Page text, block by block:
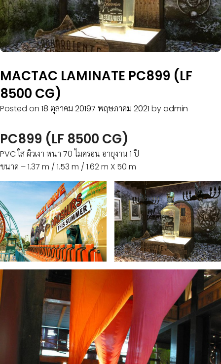
MACTAC LAMINATE PC899 (LF
8500 CG)
Posted on 18 ตุลาคม 20197 พฤษภาคม 2021 byadmin
PC899 (LF 8500 CG)
PVC ใส ผิวเงา หนา 70 ไมครอน อายุงาน 1 ปี
ขนาด – 1.37 m / 1.53 m / 1.62 m X 50 m